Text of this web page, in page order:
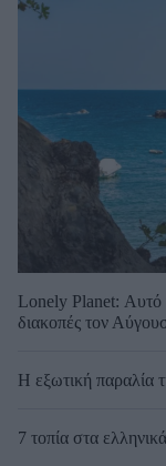
Lonely Planet: Αυτό
διακοπές τον
Η εξωτική παραλία
7 τοπία στα